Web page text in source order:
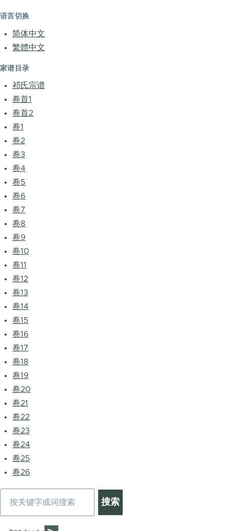
语言切换
简体中文
繁體中文
家谱目录
祁氏宗谱
卷首1
卷首2
卷1
卷2
卷3
卷4
卷5
卷6
卷7
卷8
卷9
卷10
卷11
卷12
卷13
卷14
卷15
卷16
卷17
卷18
卷19
卷20
卷21
卷22
卷23
卷24
卷25
卷26